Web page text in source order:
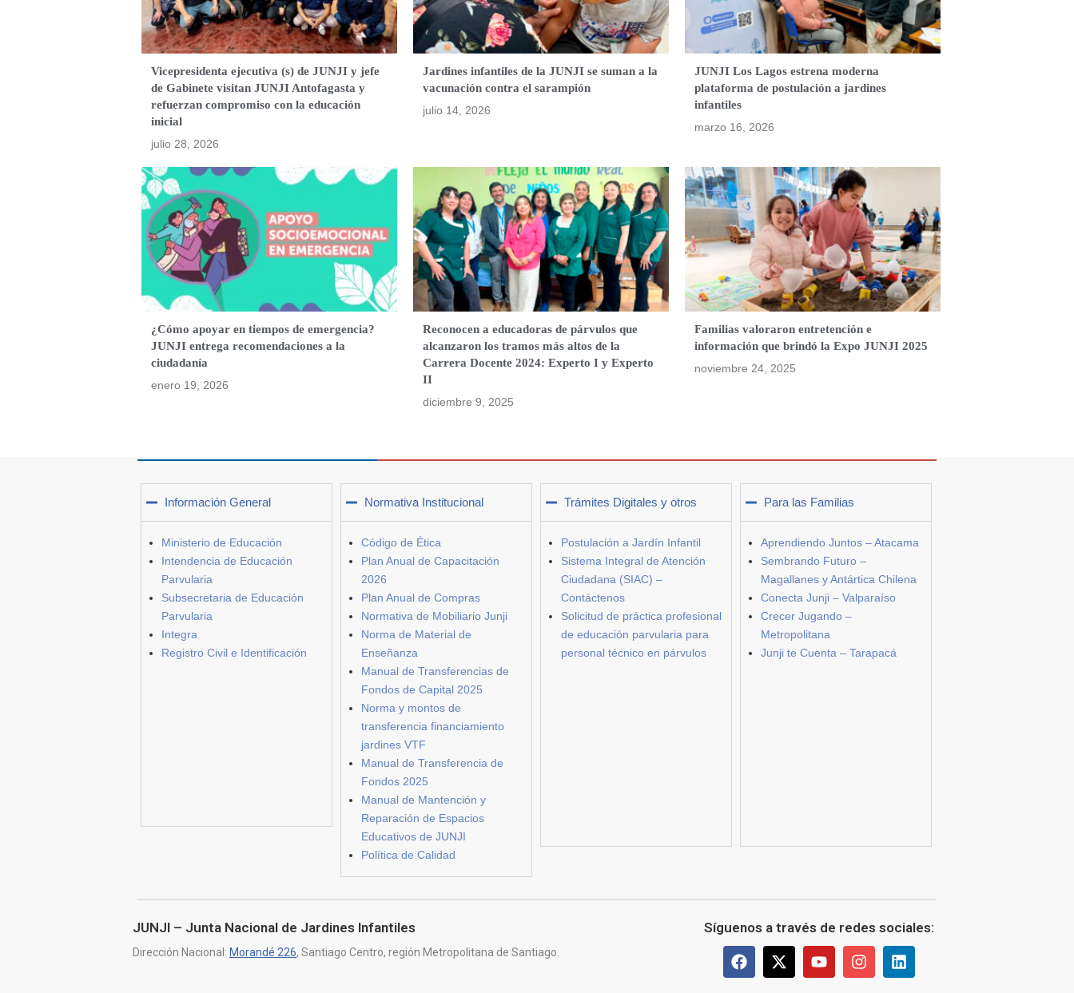
Vicepresidenta ejecutiva (s) de JUNJI y jefe
de Gabinete visitan JUNJI Antofagasta y
refuerzan compromiso con la educación
inicial
julio 28, 2026
Jardines infantiles de la JUNJI se suman a la
vacunación contra el sarampión
julio 14, 2026
JUNJI Los Lagos estrena moderna
plataforma de postulación a jardines
infantiles
marzo 16, 2026
¿Cómo apoyar en tiempos de emergencia?
JUNJI entrega recomendaciones a la
ciudadanía
enero 19, 2026
Reconocen a educadoras de párvulos que
alcanzaron los tramos más altos de la
Carrera Docente 2024: Experto I y Experto
II
diciembre 9, 2025
Familias valoraron entretención e
información que brindó la Expo JUNJI 2025
noviembre 24, 2025
Información General
Ministerio de Educación
Intendencia de Educación
Parvularia
Subsecretaria de Educación
Parvularia
Integra
Registro Civil e Identificación
Normativa Institucional
Código de Ética
Plan Anual de Capacitación
2026
Plan Anual de Compras
Normativa de Mobiliario Junji
Norma de Material de
Enseñanza
Manual de Transferencias de
Fondos de Capital 2025
Norma y montos de
transferencia financiamiento
jardines VTF
Manual de Transferencia de
Fondos 2025
Manual de Mantención y
Reparación de Espacios
Educativos de JUNJI
Política de Calidad
Trámites Digitales y otros
Postulación a Jardín Infantil
Sistema Integral de Atención
Ciudadana (SIAC) –
Contáctenos
Solicitud de práctica profesional
de educación parvularia para
personal técnico en párvulos
Para las Familias
Aprendiendo Juntos – Atacama
Sembrando Futuro –
Magallanes y Antártica Chilena
Conecta Junji – Valparaíso
Crecer Jugando –
Metropolitana
Junji te Cuenta – Tarapacá
JUNJI – Junta Nacional de Jardines Infantiles
Dirección Nacional: Morandé 226, Santiago Centro, región Metropolitana de Santiago.
Síguenos a través de redes sociales: